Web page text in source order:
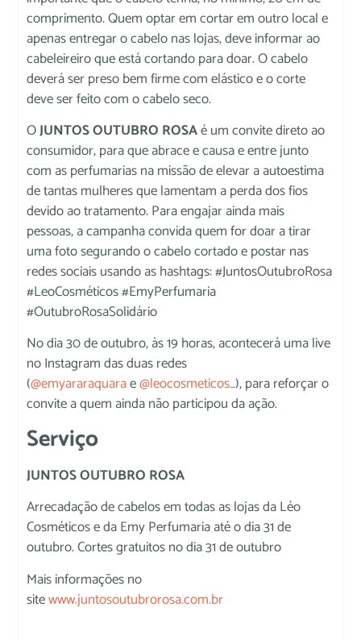
comprimento. Quem optar em cortar em outro local e
apenas entregar o cabelo nas lojas, deve informar ao
cabeleireiro que está cortando para doar. O cabelo
deverá ser preso bem firme com elástico e o corte
deve ser feito com o cabelo seco.
OJUNTOS OUTUBRO ROSAé um convite direto ao
consumidor, para que abrace e causa e entre junto
com as perfumarias na missão de elevar a autoestima
de tantas mulheres que lamentam a perda dos fios
devido ao tratamento. Para engajar ainda mais
pessoas, a campanha convida quem for doar a tirar
uma foto segurando o cabelo cortado e postar nas
redes sociais usando as hashtags: #JuntosOutubroRosa
#LeoCosméticos #EmyPerfumaria
#OutubroRosaSolidário
No dia 30 de outubro, às 19 horas, acontecerá uma live
no Instagram das duas redes
(@emyararaquarae@leocosmeticos_), para reforçar o
convite a quem ainda não participou da ação.
Serviço
JUNTOS OUTUBRO ROSA
Arrecadação de cabelos em todas as lojas da Léo
Cosméticos e da Emy Perfumaria até o dia 31 de
outubro. Cortes gratuitos no dia 31 de outubro
Mais informações no
sitewww.juntosoutubrorosa.com.br